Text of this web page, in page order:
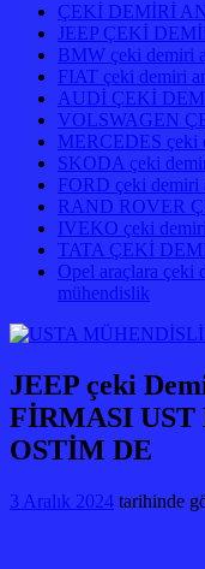
ÇEKİ DEMİRİ
JEEP ÇEKİ
BMW çeki demiri
FIAT çeki demiri
AUDİ ÇEKİ
VOLSWAGEN
MERCEDES çeki
SKODA çeki
FORD çeki demiri
RAND ROVER
IVEKO çeki
TATA ÇEKİ
Opel araçlara çeki
mühendislik
JEEP çeki
FİRMASI
OSTİM DE
3 Aralık 2024 tarihinde